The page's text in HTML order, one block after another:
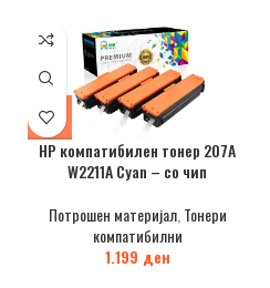
HP компатибилен тонер 207A
W2211A Cyan – со чип
Потрошен материјал, Тонери
компатибилни
1.199 ден